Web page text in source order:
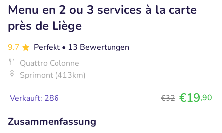
Menu en 2 ou 3 services à la carte
près de Liège
9.7 Perfekt • 13 Bewertungen
Quattro Colonne
Sprimont (413km)
Verkauft: 286 €32 €19,90
Zusammenfassung